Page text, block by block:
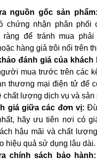
nguồn gốc sản
chứng nhận phân phối
để tránh mua phải
hàng giả trôi nổi trên
đánh giá của khách
mua trước trên các
thương mại điện tử để
chất lượng dịch vụ và sản
giá giữa các đơn vị:
hãy ưu tiên nơi có
hậu mãi và chất
hiệu quả sử dụng lâu dài.
chính sách bảo hành: